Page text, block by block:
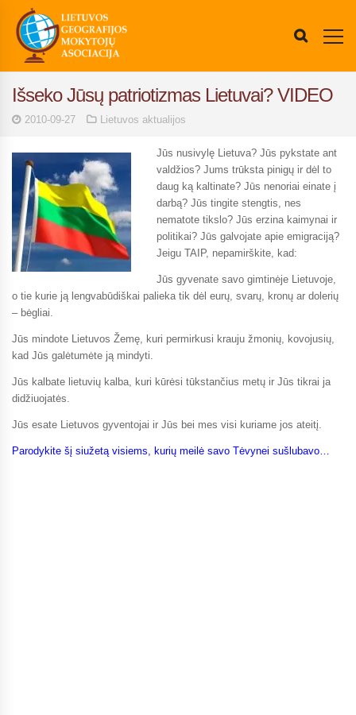
Išseko Jūsų patriotizmas Lietuvai? VIDEO
2010-09-27 Lietuvos aktualijos
Jūs nusivylę Lietuva? Jūs pykstate ant
valdžios? Jums trūksta pinigų ir dėl to
daug ką kaltinate? Jūs nenoriai einate į
darbą? Jūs tingite stengtis, nes
nematote tikslo? Jūs erzina kaimynai ir
politikai? Jūs galvojate apie emigraciją?
Jeigu TAIP, nepamirškite, kad:
Jūs gyvenate savo gimtinėje Lietuvoje,
o tie kurie ją lengvabūdiškai palieka tik dėl eurų, svarų, kronų ar dolerių
– bėgliai.
Jūs mindote Lietuvos Žemę, kuri permirkusi krauju žmonių, kovojusių,
kad Jūs galėtumėte ją mindyti.
Jūs kalbate lietuvių kalba, kuri kūrėsi tūkstančius metų ir Jūs tikrai ja
didžiuojatės.
Jūs esate Lietuvos gyventojai ir Jūs bei mes visi kuriame jos ateitį.
Parodykite šį siužetą visiems, kurių meilė savo Tėvynei sušlubavo…